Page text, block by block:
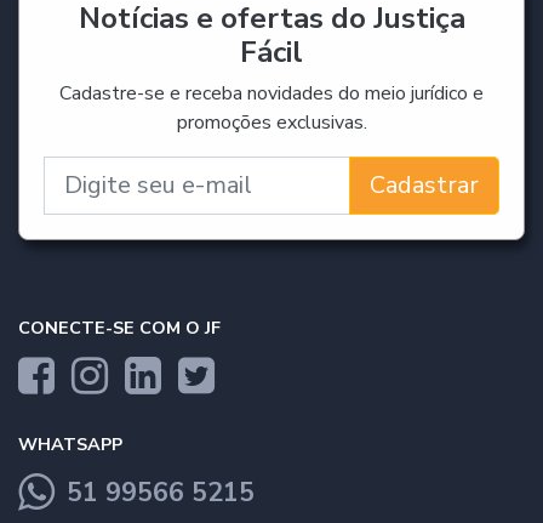
Notícias e ofertas do Justiça
Fácil
Cadastre-se e receba novidades do meio jurídico e
promoções exclusivas.
Cadastrar
CONECTE-SE COM O JF
WHATSAPP
51 99566 5215